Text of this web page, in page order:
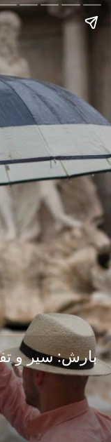
بارش: سیر و